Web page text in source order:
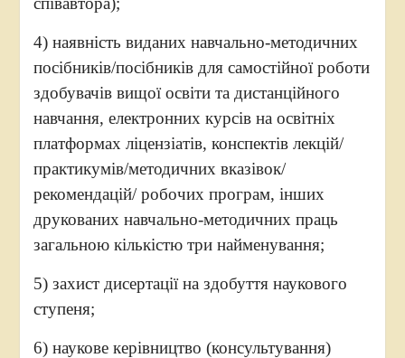
4) наявність виданих навчально-методичних
посібників/посібників для самостійної роботи
здобувачів вищої освіти та дистанційного
навчання, електронних курсів на освітніх
платформах ліцензіатів, конспектів лекцій/
практикумів/методичних вказівок/
рекомендацій/ робочих програм, інших
друкованих навчально-методичних праць
загальною кількістю три найменування;
5) захист дисертації на здобуття наукового
ступеня;
6) наукове керівництво (консультування)